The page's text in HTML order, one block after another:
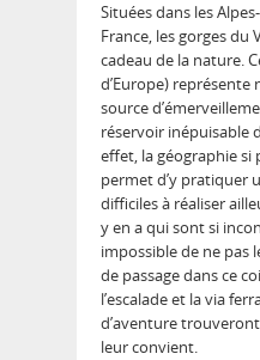
Situées dans les
France, les gorges
cadeau de la nature.
d’Europe)
source
réservoir inépuisable
effet, la géographie si
permet d’y pratiquer
difficiles à réaliser
y en a qui sont si
impossible de ne pas
de passage dans ce
l’escalade et la via
d’aventure
leur convient.